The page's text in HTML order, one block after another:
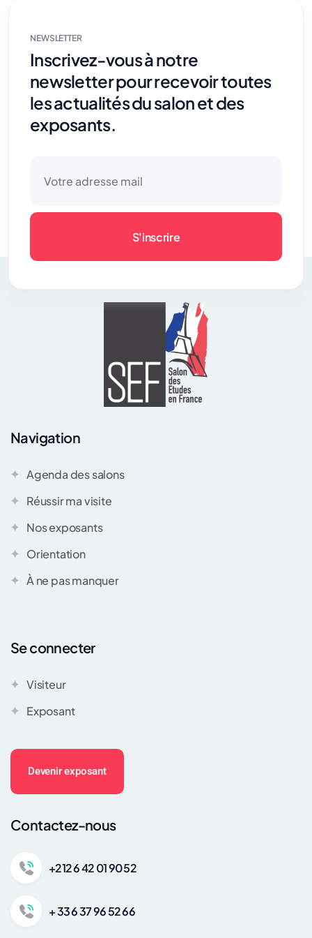
NEWSLETTER
Inscrivez-vous à notre
newsletter pour recevoir toutes
les actualités du salon et des
exposants.
S'inscrire
Navigation
Agenda des salons
Réussir ma visite
Nos exposants
Orientation
À ne pas manquer
Se connecter
Visiteur
Exposant
Devenir exposant
Contactez-nous
+212 6 42 01 90 52
+ 33 6 37 96 52 66